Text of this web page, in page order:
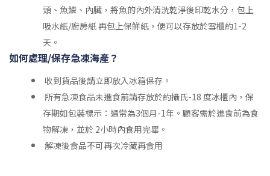
頭、魚鱗、內臟，將魚的內外清洗乾淨後印乾水分，包上
吸水紙/廚房紙 再包上保鮮紙，便可以存放於雪櫃約1-2
天。
如何處理/保存急凍海產？
收到貨品後請立即放入冰箱保存。
所有急凍食品未進食前請存放於約攝氏-18 度冰櫃內，保
存期如包裝標示：通常為3個月-1年。顧客需於進食前為食
物解凍，並於 2小時內食用完畢。
解凍後食品不可再次冷藏再食用